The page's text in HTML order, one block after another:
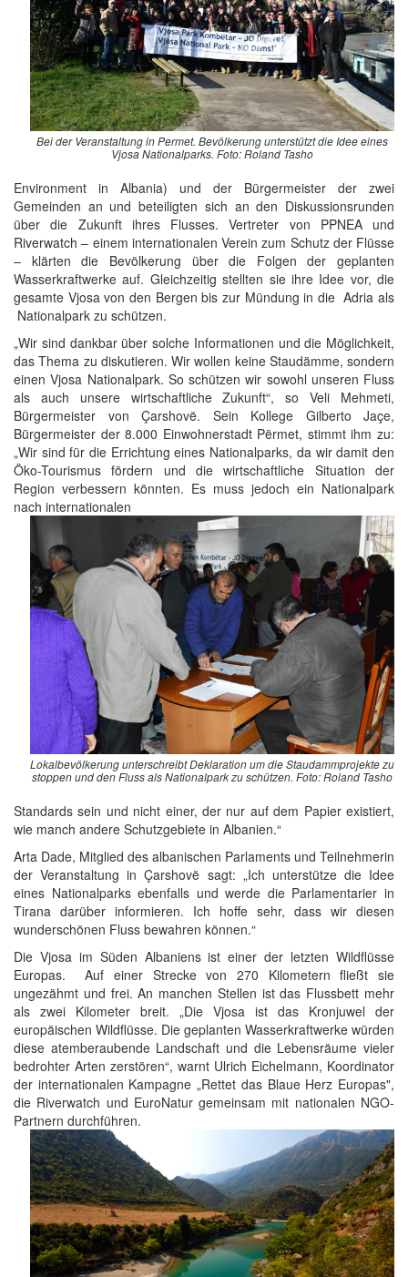
Bei der Veranstaltung in Permet. Bevölkerung unterstützt die Idee eines
Vjosa Nationalparks. Foto: Roland Tasho
Environment in Albania) und der Bürgermeister der zwei
Gemeinden an und beteiligten sich an den Diskussionsrunden
über die Zukunft ihres Flusses. Vertreter von PPNEA und
Riverwatch – einem internationalen Verein zum Schutz der Flüsse
– klärten die Bevölkerung über die Folgen der geplanten
Wasserkraftwerke auf. Gleichzeitig stellten sie ihre Idee vor, die
gesamte Vjosa von den Bergen bis zur Mündung in die Adria als
Nationalpark zu schützen.
„Wir sind dankbar über solche Informationen und die Möglichkeit,
das Thema zu diskutieren. Wir wollen keine Staudämme, sondern
einen Vjosa Nationalpark. So schützen wir sowohl unseren Fluss
als auch unsere wirtschaftliche Zukunft“, so Veli Mehmeti,
Bürgermeister von Çarshovë. Sein Kollege Gilberto Jaçe,
Bürgermeister der 8.000 Einwohnerstadt Përmet, stimmt ihm zu:
„Wir sind für die Errichtung eines Nationalparks, da wir damit den
Öko-Tourismus fördern und die wirtschaftliche Situation der
Region verbessern könnten. Es muss jedoch ein Nationalpark
nach internationalen
Lokalbevölkerung unterschreibt Deklaration um die Staudammprojekte zu
stoppen und den Fluss als Nationalpark zu schützen. Foto: Roland Tasho
Standards sein und nicht einer, der nur auf dem Papier existiert,
wie manch andere Schutzgebiete in Albanien.“
Arta Dade, Mitglied des albanischen Parlaments und Teilnehmerin
der Veranstaltung in Çarshovë sagt: „Ich unterstütze die Idee
eines Nationalparks ebenfalls und werde die Parlamentarier in
Tirana darüber informieren. Ich hoffe sehr, dass wir diesen
wunderschönen Fluss bewahren können.“
Die Vjosa im Süden Albaniens ist einer der letzten Wildflüsse
Europas. Auf einer Strecke von 270 Kilometern fließt sie
ungezähmt und frei. An manchen Stellen ist das Flussbett mehr
als zwei Kilometer breit. „Die Vjosa ist das Kronjuwel der
europäischen Wildflüsse. Die geplanten Wasserkraftwerke würden
diese atemberaubende Landschaft und die Lebensräume vieler
bedrohter Arten zerstören“, warnt Ulrich Eichelmann, Koordinator
der internationalen Kampagne „Rettet das Blaue Herz Europas",
die Riverwatch und EuroNatur gemeinsam mit nationalen NGO-
Partnern durchführen.